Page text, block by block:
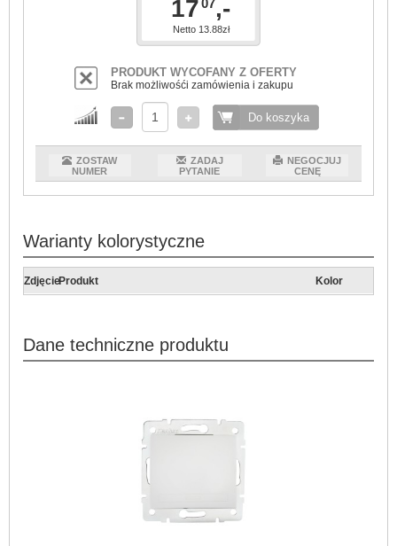
17 ,-
Netto 13.88zł
PRODUKT WYCOFANY Z OFERTY
Brak możliwośći zamówienia i zakupu
Do koszyka
ZOSTAW
NUMER
ZADAJ
PYTANIE
NEGOCJUJ
CENĘ
Warianty kolorystyczne
ZdjęcieProdukt Kolor
Dane techniczne produktu